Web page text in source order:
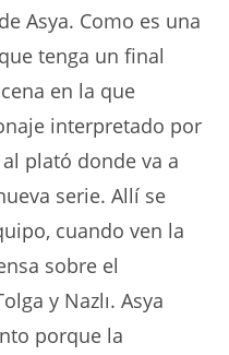
Asya. Como es una
tenga un final
en la que
interpretado por
plató donde va a
serie. Allí se
cuando ven la
sobre el
y Nazlı. Asya
porque la